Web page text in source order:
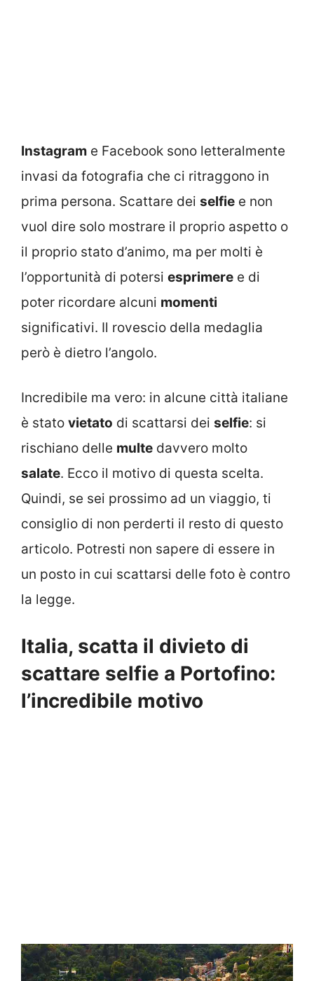
Instagram e Facebook sono letteralmente
invasi da fotografia che ci ritraggono in
prima persona. Scattare dei selfie e non
vuol dire solo mostrare il proprio aspetto o
il proprio stato d’animo, ma per molti è
l’opportunità di potersi esprimere e di
poter ricordare alcuni momenti
significativi. Il rovescio della medaglia
però è dietro l’angolo.
Incredibile ma vero: in alcune città italiane
è stato vietato di scattarsi dei selfie: si
rischiano delle multe davvero molto
salate. Ecco il motivo di questa scelta.
Quindi, se sei prossimo ad un viaggio, ti
consiglio di non perderti il resto di questo
articolo. Potresti non sapere di essere in
un posto in cui scattarsi delle foto è contro
la legge.
Italia, scatta il divieto di
scattare selfie a Portofino:
l’incredibile motivo